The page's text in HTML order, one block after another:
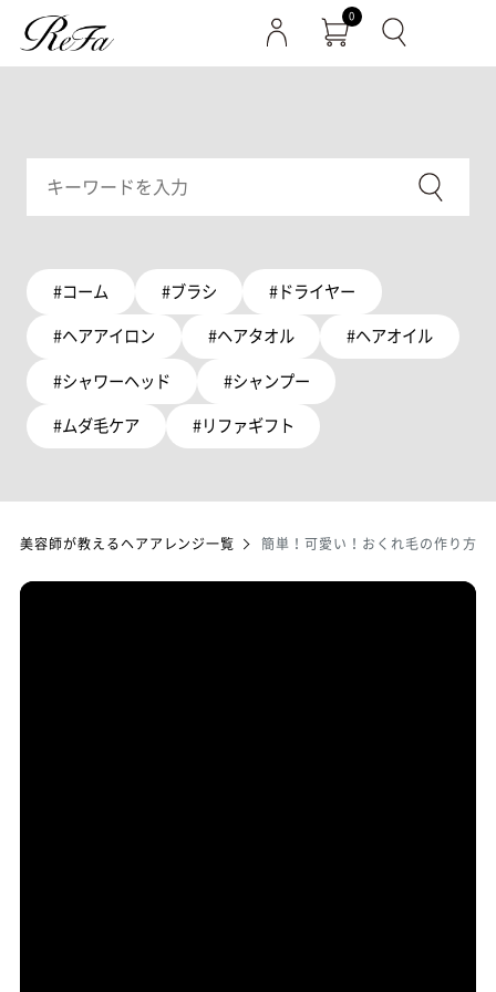
0
#コーム #ブラシ #ドライヤー
#ヘアアイロン #ヘアタオル #ヘアオイル
#シャワーヘッド #シャンプー
#ムダ毛ケア #リファギフト
美容師が教えるヘアアレンジ一覧 簡単！可愛い！おくれ毛の作り方